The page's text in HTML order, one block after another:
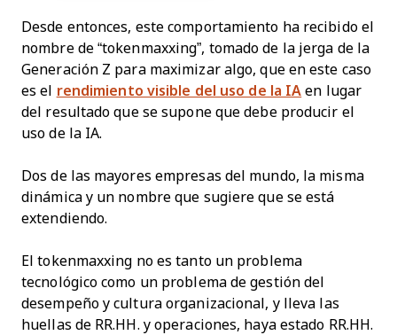
Desde entonces, este comportamiento ha recibido el
nombre de “tokenmaxxing”, tomado de la jerga de la
Generación Z para maximizar algo, que en este caso
es el rendimiento visible del uso de la IA en lugar
del resultado que se supone que debe producir el
uso de la IA.
Dos de las mayores empresas del mundo, la misma
dinámica y un nombre que sugiere que se está
extendiendo.
El tokenmaxxing no es tanto un problema
tecnológico como un problema de gestión del
desempeño y cultura organizacional, y lleva las
huellas de RR.HH. y operaciones, haya estado RR.HH.